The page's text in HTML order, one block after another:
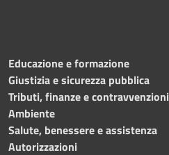
Educazione e formazione
Giustizia e sicurezza pubblica
Tributi, finanze e contravvenzioni
Ambiente
Salute, benessere e assistenza
Autorizzazioni